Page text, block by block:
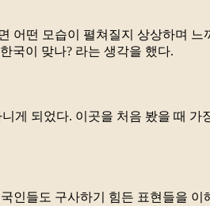
어떤 모습이 펼쳐질지 상상하며 느
국이 맞나? 라는 생각을 했다.
게 되었다. 이곳을 처음 봤을 때 가
인들도 구사하기 힘든 표현들을